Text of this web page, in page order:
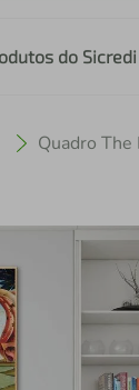
do Sicredi